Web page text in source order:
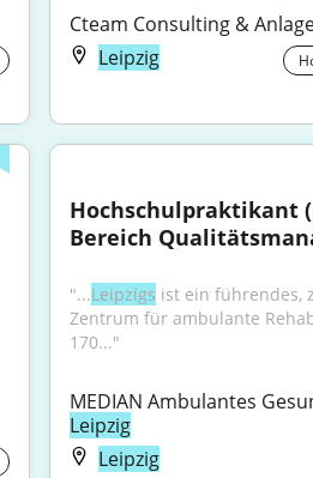
Cteam Consulting &
Leipzig
Hochschulpraktikant
Bereich
"...Leipzigs ist ein führendes,
Zentrum für ambulante
170..."
Leipzig
Leipzig